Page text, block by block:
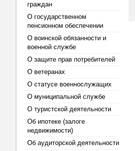
граждан
О государственном
пенсионном обеспечении
О воинской обязанности и
военной службе
О защите прав потребителей
О ветеранах
О статусе военнослужащих
О муниципальной службе
О туристской деятельности
Об ипотеке (залоге
недвижимости)
Об аудиторской деятельности